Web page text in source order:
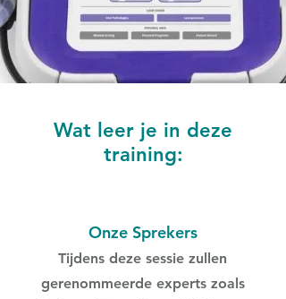
Wat leer je in deze
training:
Onze Sprekers
Tijdens deze sessie zullen
gerenommeerde experts zoals